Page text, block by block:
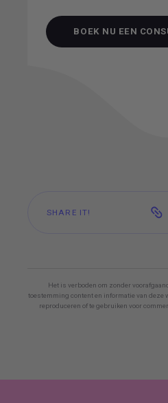
BOEK NU EEN
SHARE IT!
Het is verboden om zonder
toestemming content en informatie van deze
reproduceren of te gebruiken voor